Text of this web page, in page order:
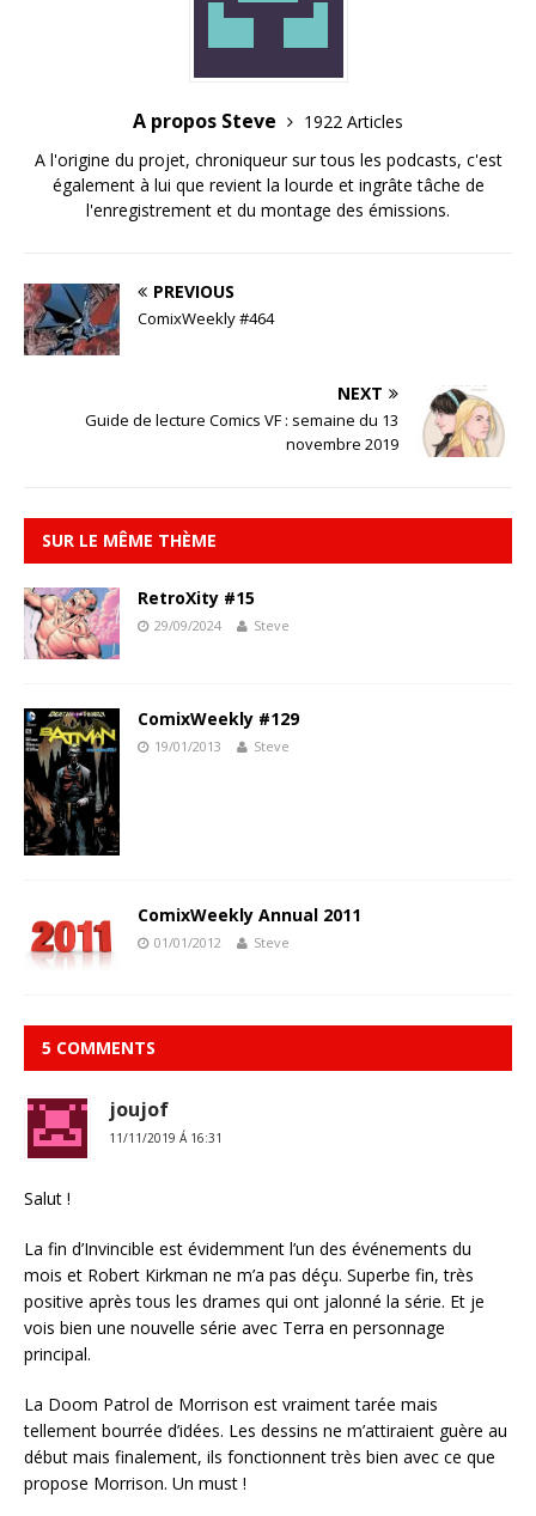
A propos Steve
1922 Articles
A l'origine du projet, chroniqueur sur tous les podcasts, c'est
également à lui que revient la lourde et ingrâte tâche de
l'enregistrement et du montage des émissions.
PREVIOUS
ComixWeekly #464
NEXT
Guide de lecture Comics VF : semaine du 13
novembre 2019
SUR LE MÊME THÈME
RetroXity #15
29/09/2024 Steve
ComixWeekly #129
19/01/2013 Steve
ComixWeekly Annual 2011
01/01/2012 Steve
5 COMMENTS
joujof
11/11/2019 Á 16:31
Salut !
La fin d’Invincible est évidemment l’un des événements du
mois et Robert Kirkman ne m’a pas déçu. Superbe fin, très
positive après tous les drames qui ont jalonné la série. Et je
vois bien une nouvelle série avec Terra en personnage
principal.
La Doom Patrol de Morrison est vraiment tarée mais
tellement bourrée d’idées. Les dessins ne m’attiraient guère au
début mais finalement, ils fonctionnent très bien avec ce que
propose Morrison. Un must !